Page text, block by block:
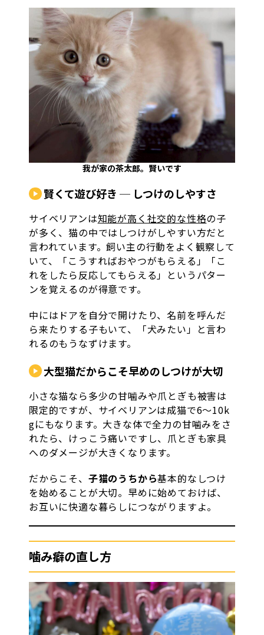
我が家の茶太郎。賢いです
賢くて遊び好き ─ しつけのしやすさ
サイベリアンは知能が高く社交的な性格の子
が多く、猫の中ではしつけがしやすい方だと
言われています。飼い主の行動をよく観察して
いて、「こうすればおやつがもらえる」「こ
れをしたら反応してもらえる」というパター
ンを覚えるのが得意です。
中にはドアを自分で開けたり、名前を呼んだ
ら来たりする子もいて、「犬みたい」と言わ
れるのもうなずけます。
大型猫だからこそ早めのしつけが大切
小さな猫なら多少の甘噛みや爪とぎも被害は
限定的ですが、サイベリアンは成猫で6〜10k
gにもなります。大きな体で全力の甘噛みをさ
れたら、けっこう痛いですし、爪とぎも家具
へのダメージが大きくなります。
だからこそ、 子猫のうちから基本的なしつけ
を始めることが大切。早めに始めておけば、
お互いに快適な暮らしにつながりますよ。
噛み癖の直し方